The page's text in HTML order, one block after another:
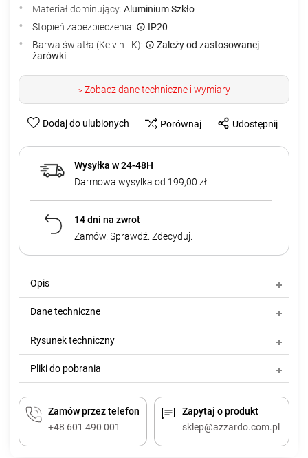
Materiał dominujący: Aluminium Szkło
Stopień zabezpieczenia:
IP20
Barwa światła (Kelvin - K):
Zależy od zastosowanej
żarówki
>Zobacz dane techniczne i wymiary
Dodaj do ulubionych Porównaj Udostępnij
Wysyłka w 24-48H
Darmowa wysylka od 199,00 zł
14 dni na zwrot
Zamów. Sprawdź. Zdecyduj.
Opis
Dane techniczne
Rysunek techniczny
Pliki do pobrania
Zamów przez telefon
+48 601 490 001
Zapytaj o produkt
sklep@azzardo.com.pl